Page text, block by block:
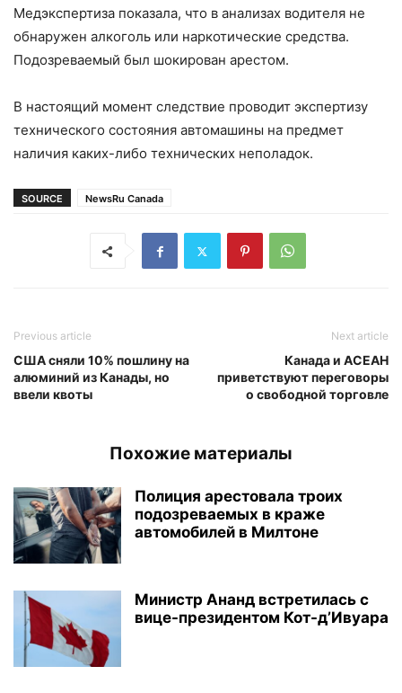
Медэкспертиза показала, что в анализах водителя не
обнаружен алкоголь или наркотические средства.
Подозреваемый был шокирован арестом.
В настоящий момент следствие проводит экспертизу
технического состояния автомашины на предмет
наличия каких-либо технических неполадок.
SOURCE NewsRu Canada
Previous article
США сняли 10% пошлину на
алюминий из Канады, но
ввели квоты
Next article
Канада и АСЕАН
приветствуют переговоры
о свободной торговле
Похожие материалы
Полиция арестовала троих
подозреваемых в краже
автомобилей в Милтоне
Министр Ананд встретилась с
вице-президентом Кот-д’Ивуара